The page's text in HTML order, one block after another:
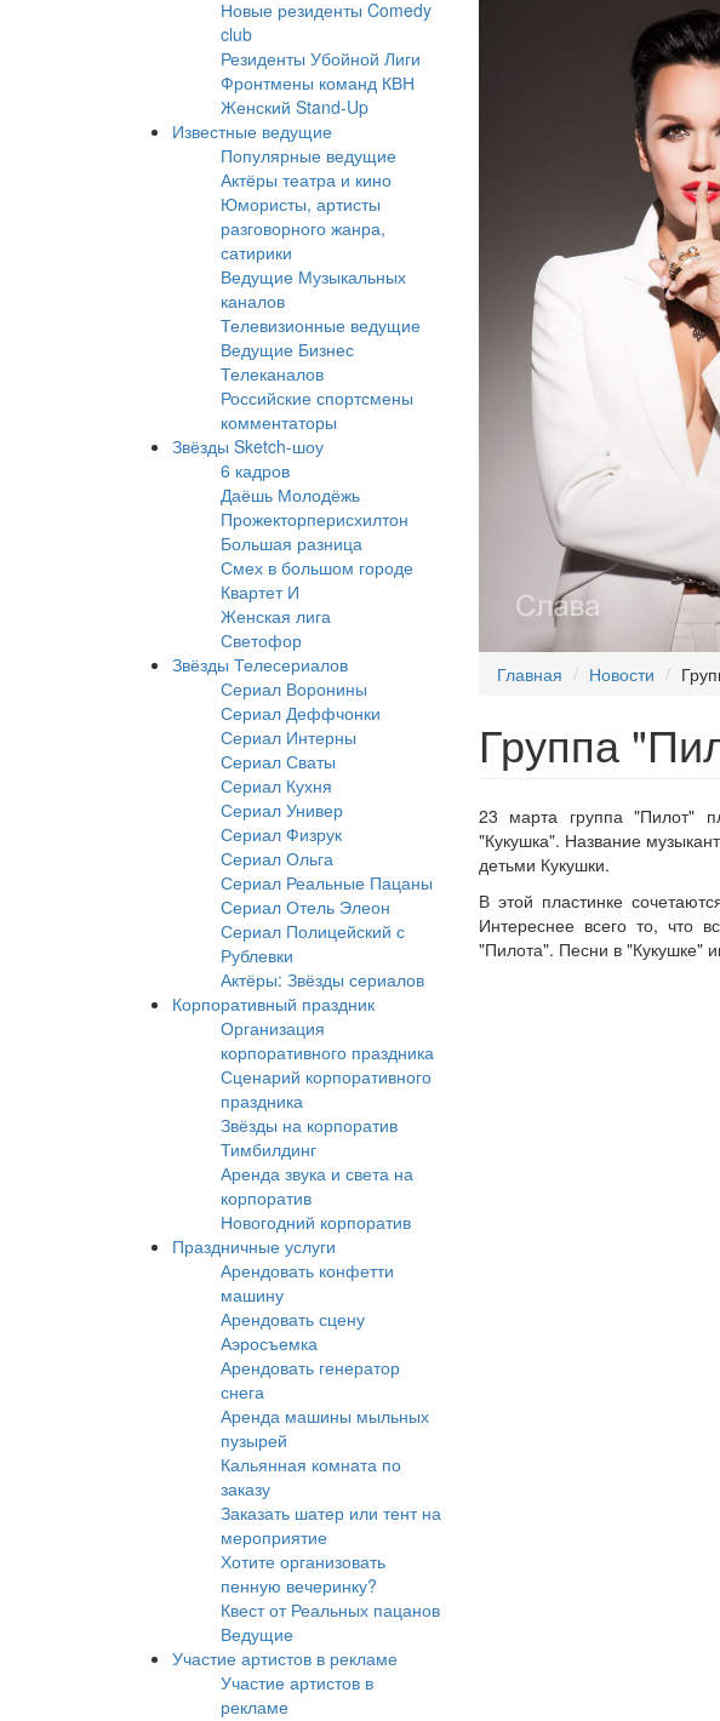
Новые резиденты Comedy
club
Резиденты Убойной Лиги
Фронтмены команд КВН
Женский Stand-Up
Известные ведущие
Популярные ведущие
Актёры театра и кино
Юмористы, артисты
разговорного жанра,
сатирики
Ведущие Музыкальных
каналов
Телевизионные ведущие
Ведущие Бизнес
Телеканалов
Российские спортсмены
комментаторы
Звёзды Sketch-шоу
6 кадров
Даёшь Молодёжь
Прожекторперисхилтон
Большая разница
Смех в большом городе
Квартет И
Женская лига
Светофор
Звёзды Телесериалов
Сериал Воронины
Сериал Деффчонки
Сериал Интерны
Сериал Сваты
Сериал Кухня
Сериал Универ
Сериал Физрук
Сериал Ольга
Сериал Реальные Пацаны
Сериал Отель Элеон
Сериал Полицейский с
Рублевки
Актёры: Звёзды сериалов
Корпоративный праздник
Организация
корпоративного праздника
Сценарий корпоративного
праздника
Звёзды на корпоратив
Тимбилдинг
Аренда звука и света на
корпоратив
Новогодний корпоратив
Праздничные услуги
Арендовать конфетти
машину
Арендовать сцену
Аэросъемка
Арендовать генератор
снега
Аренда машины мыльных
пузырей
Кальянная комната по
заказу
Заказать шатер или тент на
мероприятие
Хотите организовать
пенную вечеринку?
Квест от Реальных пацанов
Ведущие
Участие артистов в рекламе
Участие артистов в
рекламе
Главная Новости
Группа
23 марта группа "Пилот"
"Кукушка". Название
детьми Кукушки.
В этой пластинке
Интереснее всего то, что
"Пилота". Песни в "Кукушке"